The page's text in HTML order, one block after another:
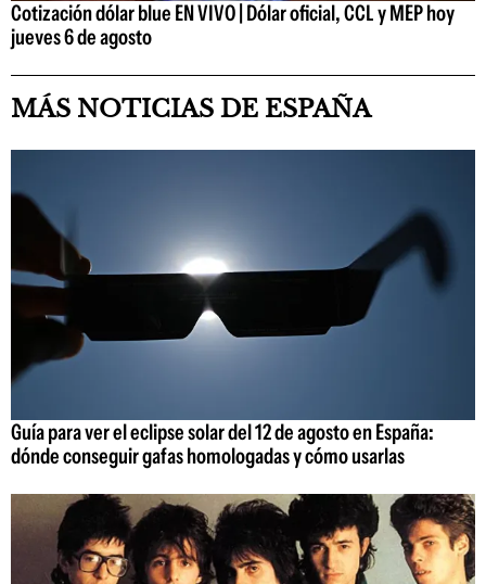
Cotización dólar blue EN VIVO | Dólar oficial, CCL y MEP hoy
jueves 6 de agosto
MÁS NOTICIAS DE ESPAÑA
Guía para ver el eclipse solar del 12 de agosto en España:
dónde conseguir gafas homologadas y cómo usarlas